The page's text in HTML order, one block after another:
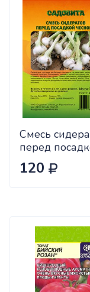
Смесь
перед
чеснока 0,5кг
САДОВИТА
120